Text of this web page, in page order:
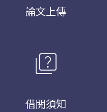
論文上傳
quiz
借閱須知